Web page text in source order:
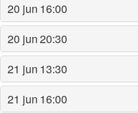
20 jun 16:00
20 jun20:30
21 jun 13:30
21 jun 16:00